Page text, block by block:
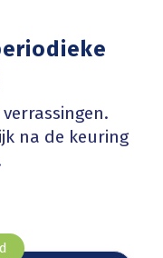
na de keuring